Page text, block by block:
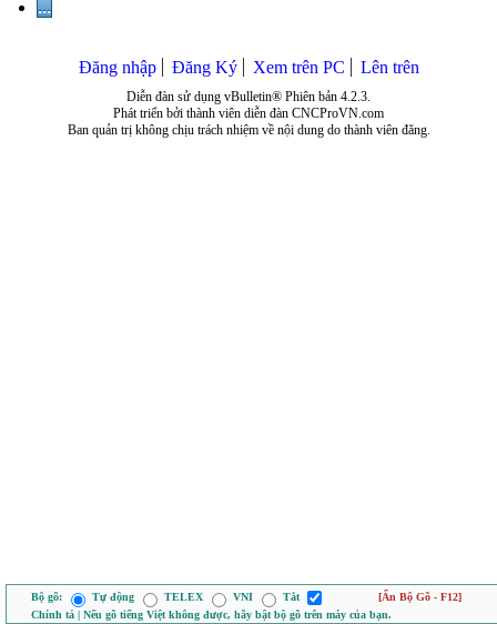
...
Đăng nhập Đăng Ký Xem trên PC Lên trên
Diễn đàn sử dụng vBulletin® Phiên bản 4.2.3.
Phát triển bởi thành viên diễn đàn CNCProVN.com
Ban quản trị không chịu trách nhiệm về nội dung do thành viên đăng.
Bộ gõ: Tự động TELEX VNI Tắt
[Ẩn Bộ Gõ - F12]
Chính tả | Nếu gõ tiếng Việt không được, hãy bật bộ gõ trên máy của bạn.